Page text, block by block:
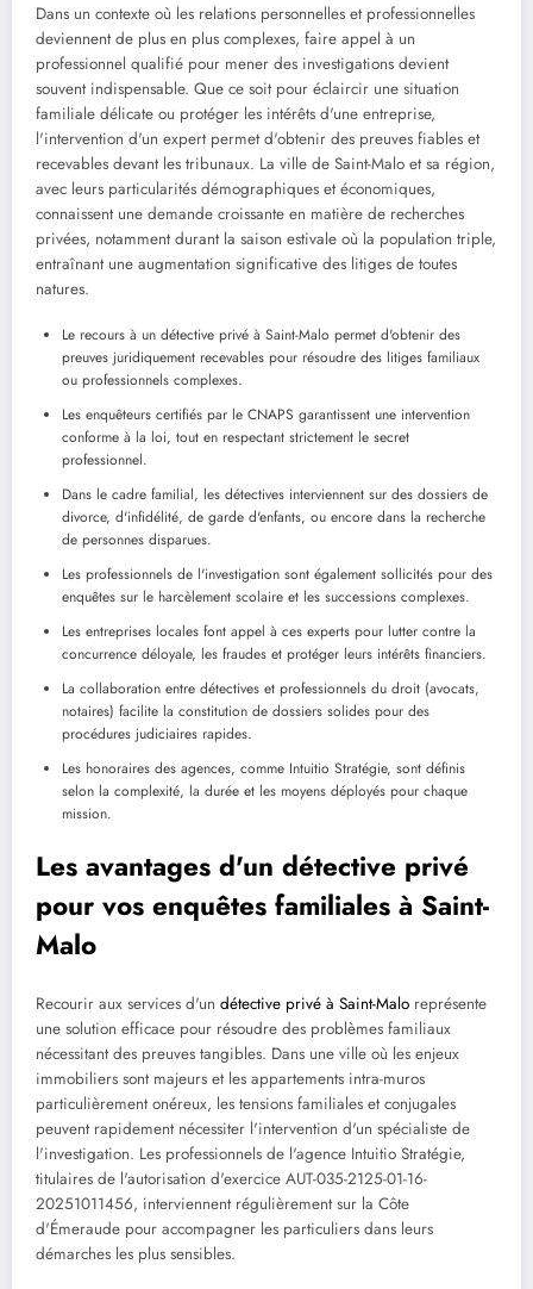
Dans un contexte où les relations personnelles et professionnelles
deviennent de plus en plus complexes, faire appel à un
professionnel qualifié pour mener des investigations devient
souvent indispensable. Que ce soit pour éclaircir une situation
familiale délicate ou protéger les intérêts d'une entreprise,
l'intervention d'un expert permet d'obtenir des preuves fiables et
recevables devant les tribunaux. La ville de Saint-Malo et sa région,
avec leurs particularités démographiques et économiques,
connaissent une demande croissante en matière de recherches
privées, notamment durant la saison estivale où la population triple,
entraînant une augmentation significative des litiges de toutes
natures.
Le recours à un détective privé à Saint-Malo permet d'obtenir des
preuves juridiquement recevables pour résoudre des litiges familiaux
ou professionnels complexes.
Les enquêteurs certifiés par le CNAPS garantissent une intervention
conforme à la loi, tout en respectant strictement le secret
professionnel.
Dans le cadre familial, les détectives interviennent sur des dossiers de
divorce, d'infidélité, de garde d'enfants, ou encore dans la recherche
de personnes disparues.
Les professionnels de l'investigation sont également sollicités pour des
enquêtes sur le harcèlement scolaire et les successions complexes.
Les entreprises locales font appel à ces experts pour lutter contre la
concurrence déloyale, les fraudes et protéger leurs intérêts financiers.
La collaboration entre détectives et professionnels du droit (avocats,
notaires) facilite la constitution de dossiers solides pour des
procédures judiciaires rapides.
Les honoraires des agences, comme Intuitio Stratégie, sont définis
selon la complexité, la durée et les moyens déployés pour chaque
mission.
Les avantages d'un détective privé
pour vos enquêtes familiales à Saint-
Malo
Recourir aux services d'un détective privé à Saint-Malo représente
une solution efficace pour résoudre des problèmes familiaux
nécessitant des preuves tangibles. Dans une ville où les enjeux
immobiliers sont majeurs et les appartements intra-muros
particulièrement onéreux, les tensions familiales et conjugales
peuvent rapidement nécessiter l'intervention d'un spécialiste de
l'investigation. Les professionnels de l'agence Intuitio Stratégie,
titulaires de l'autorisation d'exercice AUT-035-2125-01-16-
20251011456, interviennent régulièrement sur la Côte
d'Émeraude pour accompagner les particuliers dans leurs
démarches les plus sensibles.